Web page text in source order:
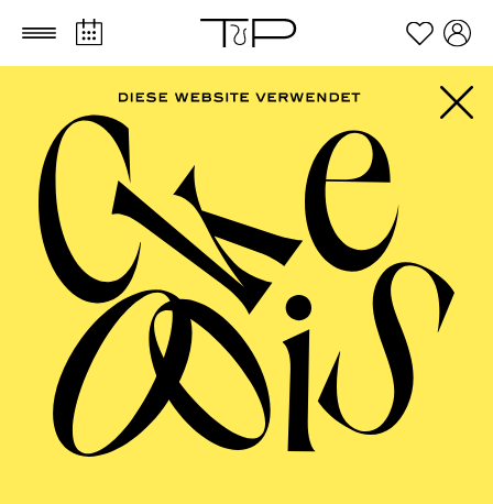
Zum Hauptinhalt springen Zum Footer springen
PHILHARMONIE